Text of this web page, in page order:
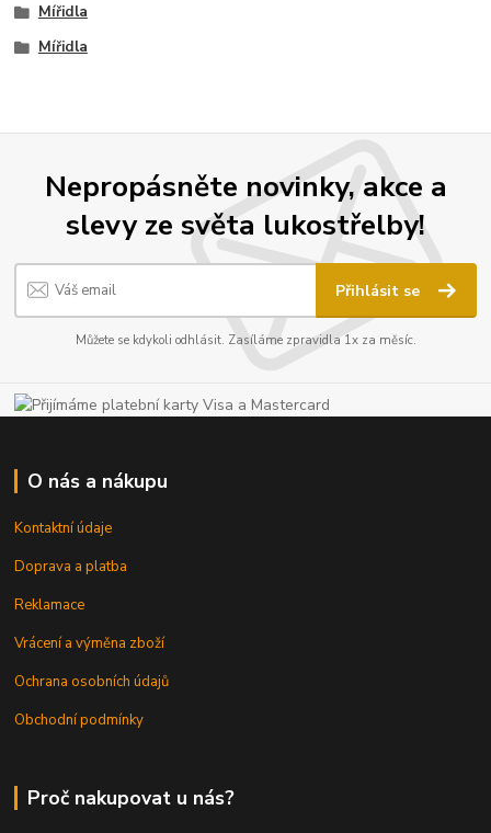
Mířidla
Mířidla
Nepropásněte novinky, akce a
slevy ze světa lukostřelby!
Přihlásit se
Můžete se kdykoli odhlásit. Zasíláme zpravidla 1x za měsíc.
O nás a nákupu
Kontaktní údaje
Doprava a platba
Reklamace
Vrácení a výměna zboží
Ochrana osobních údajů
Obchodní podmínky
Proč nakupovat u nás?